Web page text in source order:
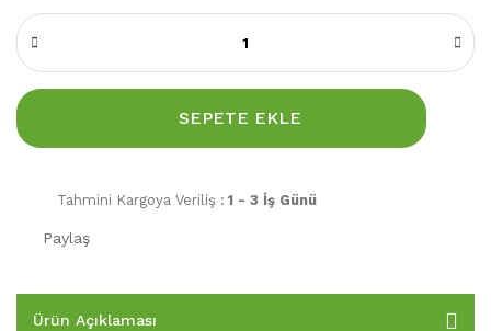
SEPETE EKLE
Tahmini Kargoya Veriliş : 1 - 3 İş Günü
Paylaş
Ürün Açıklaması